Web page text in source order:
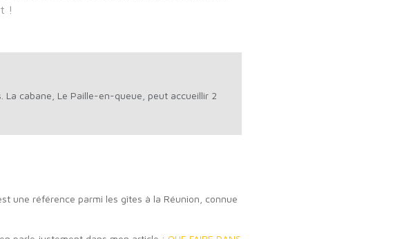
!
La cabane, Le Paille-en-queue, peut accueillir 2
une référence parmi les gîtes à la Réunion, connue